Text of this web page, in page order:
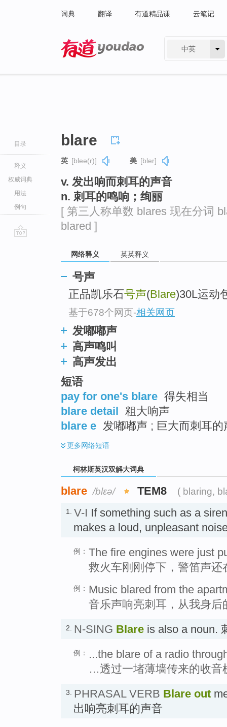
词典 翻译 有道精品课 云笔记
中英
目录
释义
权威词典
用法
例句
blare
英 [bleə(r)] 美 [bler]
v. 发出响而刺耳的声音
n. 刺耳的鸣响；绚丽
[ 第三人称单数 blares 现在分词
blared ]
网络释义 英英释义
号声
正品凯乐石号声(Blare)30L运动
基于678个网页-相关网页
发嘟嘟声
高声鸣叫
高声发出
短语
pay for one's blare 得失相当
blare detail 粗大响声
blare e 发嘟嘟声 ; 巨大而刺耳的
更多网络短语
柯林斯英汉双解大词典
blare /blɛə/ TEM8 ( blaring,
1. V-I If something such as a
makes a loud, unpleasant
例： The fire engines were just
救火车刚刚停下，警笛声还
例： Music blared from the
音乐声响亮刺耳，从我身后
2. N-SING Blare is also a noun.
例：
...the blare of a radio
…透过一堵薄墙传来的收音
3. PHRASAL VERB Blare out
出响亮刺耳的声音